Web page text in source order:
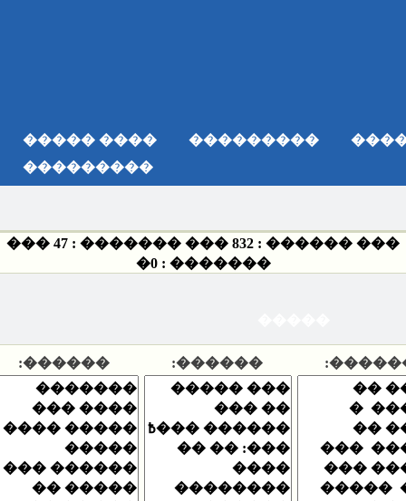
���� �����
���������
���������
���
832
��� ������� :
47
���
������� :
0
�
������:
������: